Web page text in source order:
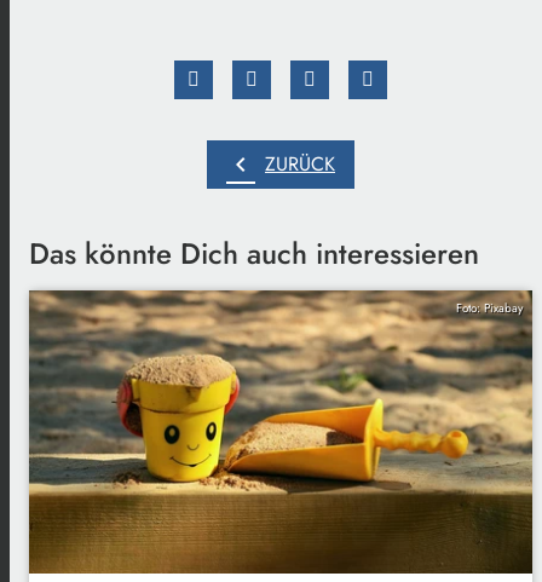
chevron_left ZURÜCK
Das könnte Dich auch interessieren
Foto: Pixabay